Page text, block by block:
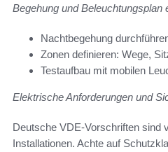
Begehung und Beleuchtungsplan
Nachtbegehung
Zonen definieren: Wege,
Testaufbau mit mobilen
Elektrische Anforderungen und
Deutsche VDE-Vorschriften sind
Installationen. Achte auf